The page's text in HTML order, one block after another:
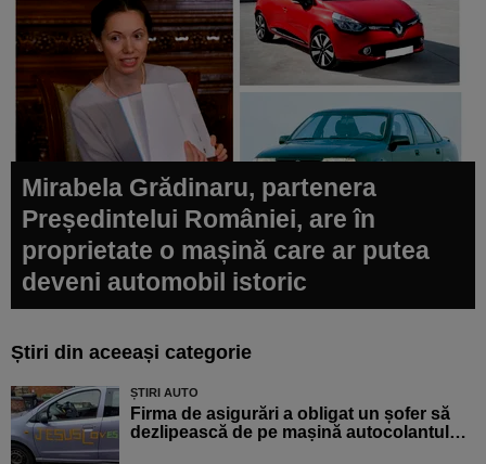
Mirabela Grădinaru, partenera
Președintelui României, are în
proprietate o mașină care ar putea
deveni automobil istoric
Știri din aceeași categorie
ȘTIRI AUTO
Firma de asigurări a obligat un șofer să
dezlipească de pe mașină autocolantul…